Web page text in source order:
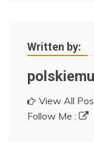
Written by:
View All
Follow Me :